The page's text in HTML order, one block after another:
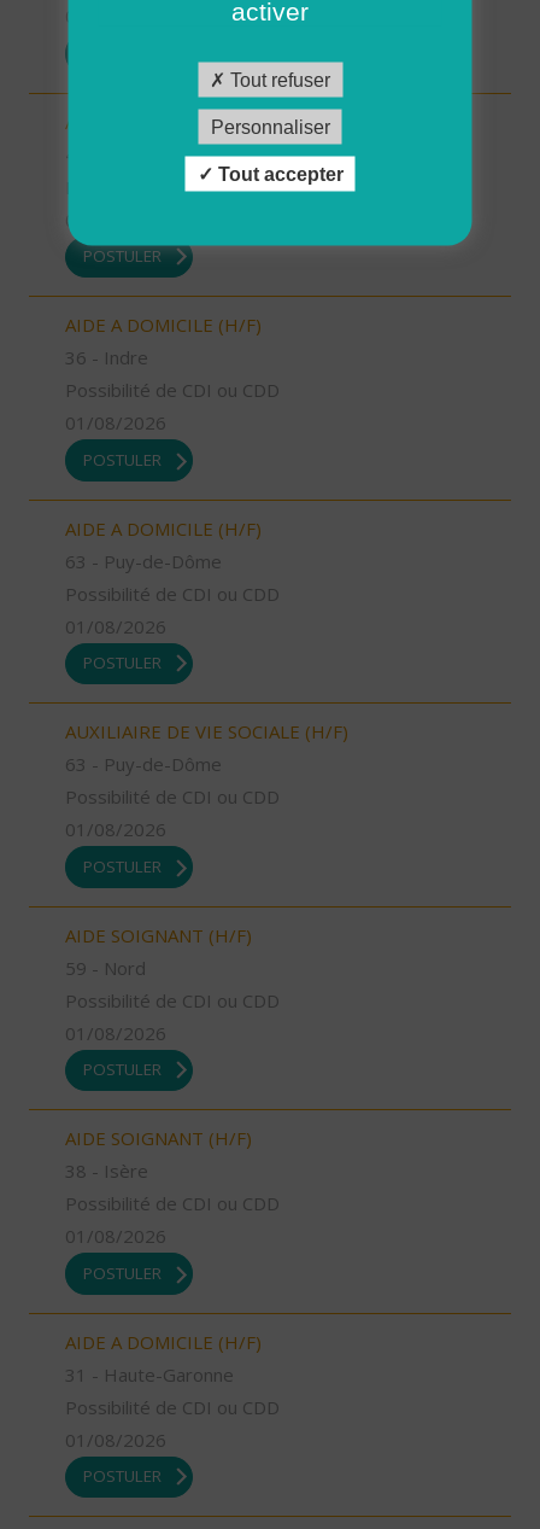
AIDE SOIGNANT (H/F)
Possibilité de CDI ou CDD
01/08/2026
POSTULER
AIDE A DOMICILE (H/F)
36 - Indre
Possibilité de CDI ou CDD
01/08/2026
POSTULER
AIDE A DOMICILE (H/F)
63 - Puy-de-Dôme
Possibilité de CDI ou CDD
01/08/2026
POSTULER
AUXILIAIRE DE VIE SOCIALE (H/F)
63 - Puy-de-Dôme
Possibilité de CDI ou CDD
01/08/2026
POSTULER
AIDE SOIGNANT (H/F)
59 - Nord
Possibilité de CDI ou CDD
01/08/2026
POSTULER
AIDE SOIGNANT (H/F)
38 - Isère
Possibilité de CDI ou CDD
01/08/2026
POSTULER
AIDE A DOMICILE (H/F)
31 - Haute-Garonne
Possibilité de CDI ou CDD
01/08/2026
POSTULER
activer
Tout refuser
Personnaliser
Tout accepter